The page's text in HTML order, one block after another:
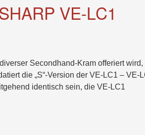
VE-LC1
Secondhand-Kram offeriert wird,
die „S“-Version der VE-LC1 – VE-
identisch sein, die VE-LC1